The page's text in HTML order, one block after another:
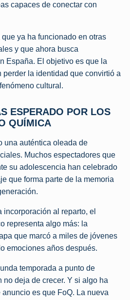
capaces de conectar con
ya ha funcionado en otras
y que ahora busca
España. El objetivo es que la
la identidad que convirtió a
cultural.
ESPERADO POR LOS
QUÍMICA
una auténtica oleada de
Muchos espectadores que
su adolescencia han celebrado
que forma parte de la memoria
incorporación al reparto, el
representa algo más: la
que marcó a miles de jóvenes
emociones años después.
temporada a punto de
no deja de crecer. Y si algo ha
es que FoQ. La nueva